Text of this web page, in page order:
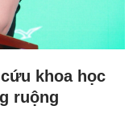
khoa học
ruộng